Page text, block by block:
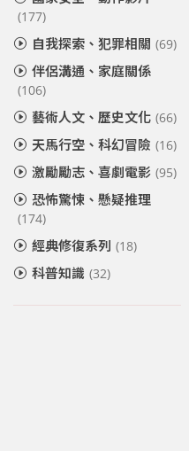
(177)
自我探索、犯罪相關 (69)
伴侶溝通、家庭關係
(106)
藝術人文、歷史文化 (66)
天馬行空、科幻冒險 (16)
激勵勵志、喜劇電影 (95)
恐怖驚悚、懸疑推理
(174)
經典修復系列 (18)
科普知識 (32)